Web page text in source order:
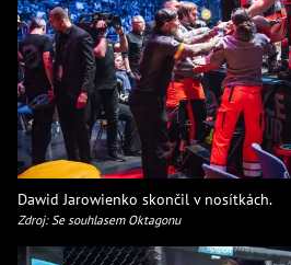
Dawid Jarowienko skončil v nosítkách.
Zdroj: Se souhlasem Oktagonu